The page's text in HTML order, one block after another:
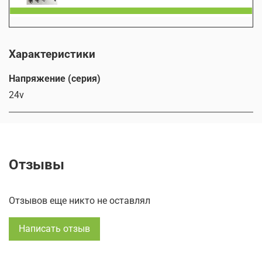
Характеристики
Напряжение (серия)
24v
Отзывы
Отзывов еще никто не оставлял
Написать отзыв